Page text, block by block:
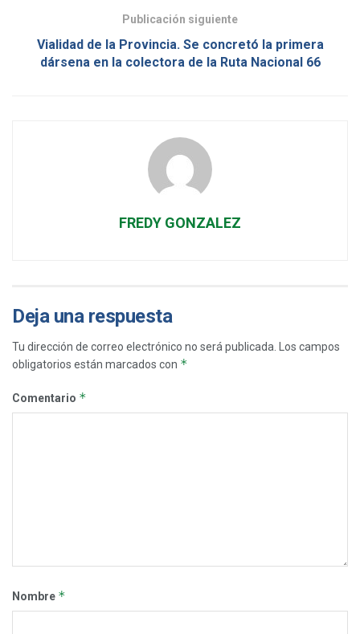
Publicación siguiente
Vialidad de la Provincia. Se concretó la primera
dársena en la colectora de la Ruta Nacional 66
FREDY GONZALEZ
Deja una respuesta
Tu dirección de correo electrónico no será publicada. Los campos
obligatorios están marcados con *
Comentario *
Nombre *